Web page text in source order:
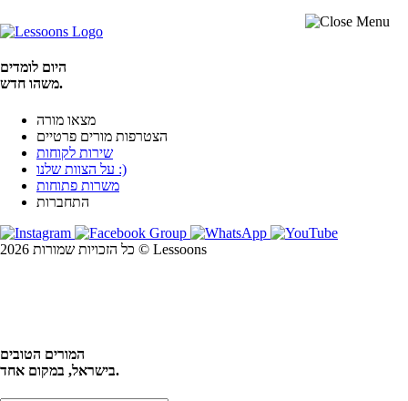
היום לומדים
משהו חדש.
מצאו מורה
הצטרפות מורים פרטיים
שירות לקוחות
על הצוות שלנו :)
משרות פתוחות
התחברות
כל הזכויות שמורות 2026 © Lessoons
המורים הטובים
בישראל, במקום אחד.